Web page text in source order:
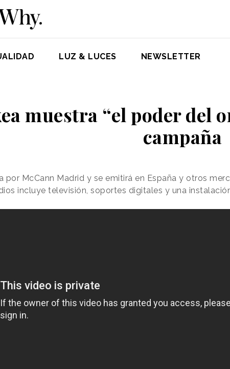
LUZ & LUCES NEWSLETTER
muestra “el poder del
campaña
por McCann Madrid y se emitirá en España y otros
incluye televisión, soportes digitales y una